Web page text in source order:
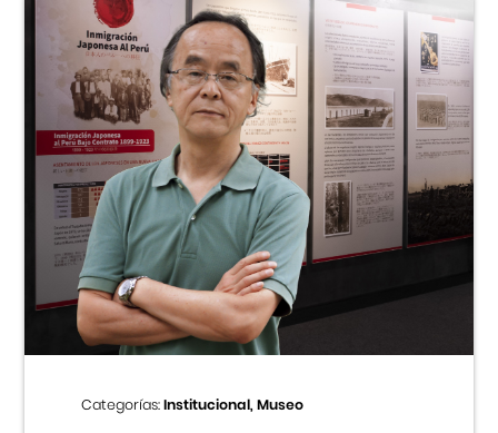
Categorías:Institucional, Museo